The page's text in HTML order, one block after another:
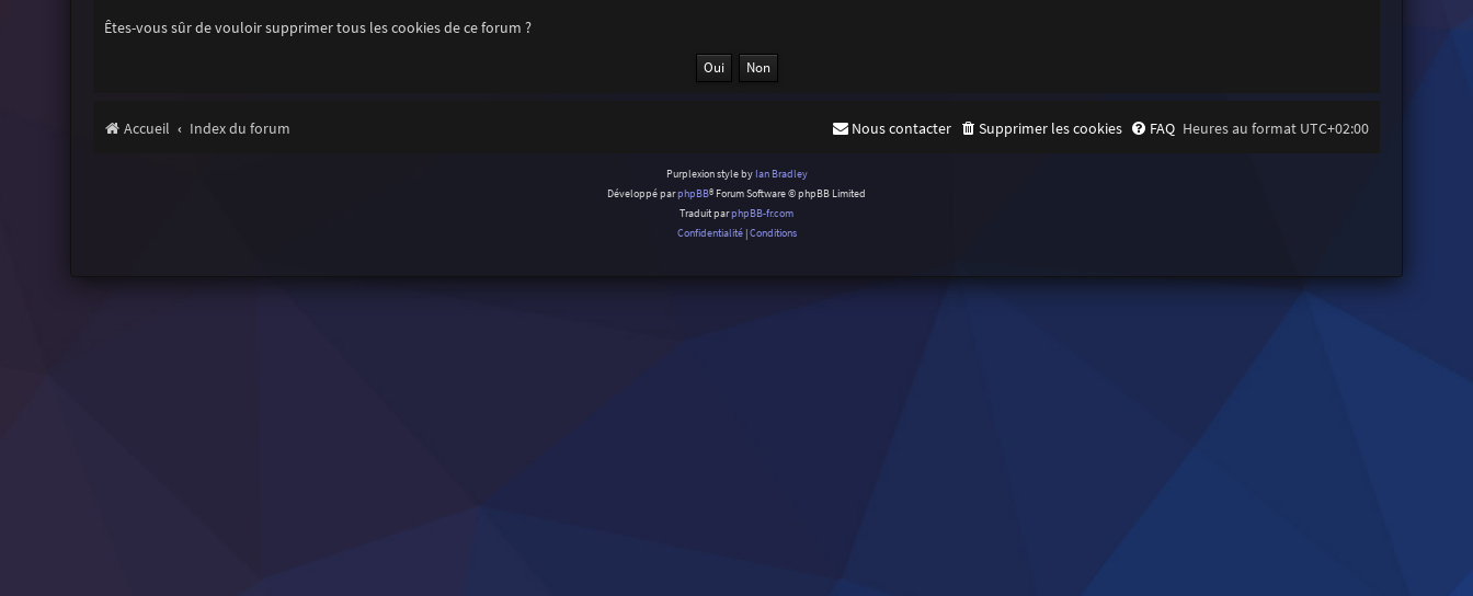
Êtes-vous sûr de vouloir supprimer tous les cookies de ce forum ?
Accueil Index du forum Heures au format UTC+02:00
FAQ
Supprimer les cookies
Nous contacter
Purplexion style by Ian Bradley
Développé parphpBB® Forum Software © phpBB Limited
Traduit parphpBB-fr.com
Confidentialité|Conditions